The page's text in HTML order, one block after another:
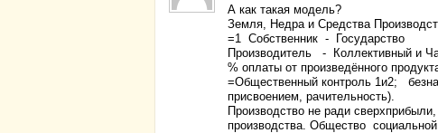
А как такая модель?
Земля, Недра и Средства
=1
Производитель - Коллективный и
% оплаты от произведённого
=Общественный контроль 1и2;
присвоением,
Производство не ради
производства. Общество